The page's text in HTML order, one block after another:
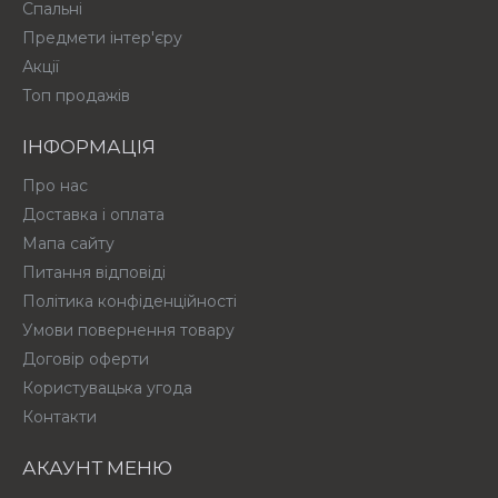
Спальні
Предмети інтер'єру
Акції
Топ продажів
ІНФОРМАЦІЯ
Про нас
Доставка і оплата
Мапа сайту
Питання відповіді
Політика конфіденційності
Умови повернення товару
Договір оферти
Користувацька угода
Контакти
АКАУНТ МЕНЮ